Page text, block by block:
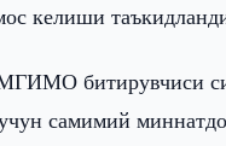
келиши
битирувчиси
самимий